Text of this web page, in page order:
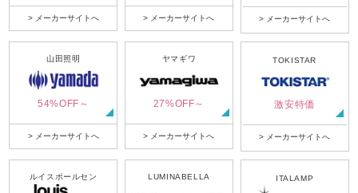
> メーカーサイトへ > メーカーサイトへ > メーカーサイトへ
山田照明
54%OFF～
> メーカーサイトへ
ヤマギワ
27%OFF～
> メーカーサイトへ
TOKISTAR
激安特価
> メーカーサイトへ
ルイスポールセン LUMINABELLA ITALAMP